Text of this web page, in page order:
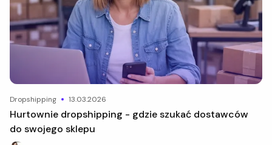
dropshipping 13.03.2026
Hurtownie dropshipping - gdzie szukać dostawców
do swojego sklepu